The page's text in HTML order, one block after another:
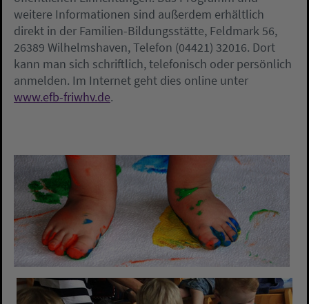
weitere Informationen sind außerdem erhältlich
direkt in der Familien-Bildungsstätte, Feldmark 56,
26389 Wilhelmshaven, Telefon (04421) 32016. Dort
kann man sich schriftlich, telefonisch oder persönlich
anmelden. Im Internet geht dies online unter
www.efb-friwhv.de.